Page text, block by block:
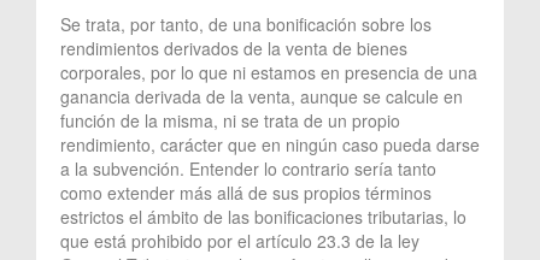
Se trata, por tanto, de una bonificación sobre los
rendimientos derivados de la venta de bienes
corporales, por lo que ni estamos en presencia de una
ganancia derivada de la venta, aunque se calcule en
función de la misma, ni se trata de un propio
rendimiento, carácter que en ningún caso pueda darse
a la subvención. Entender lo contrario sería tanto
como extender más allá de sus propios términos
estrictos el ámbito de las bonificaciones tributarias, lo
que está prohibido por el artículo 23.3 de la ley